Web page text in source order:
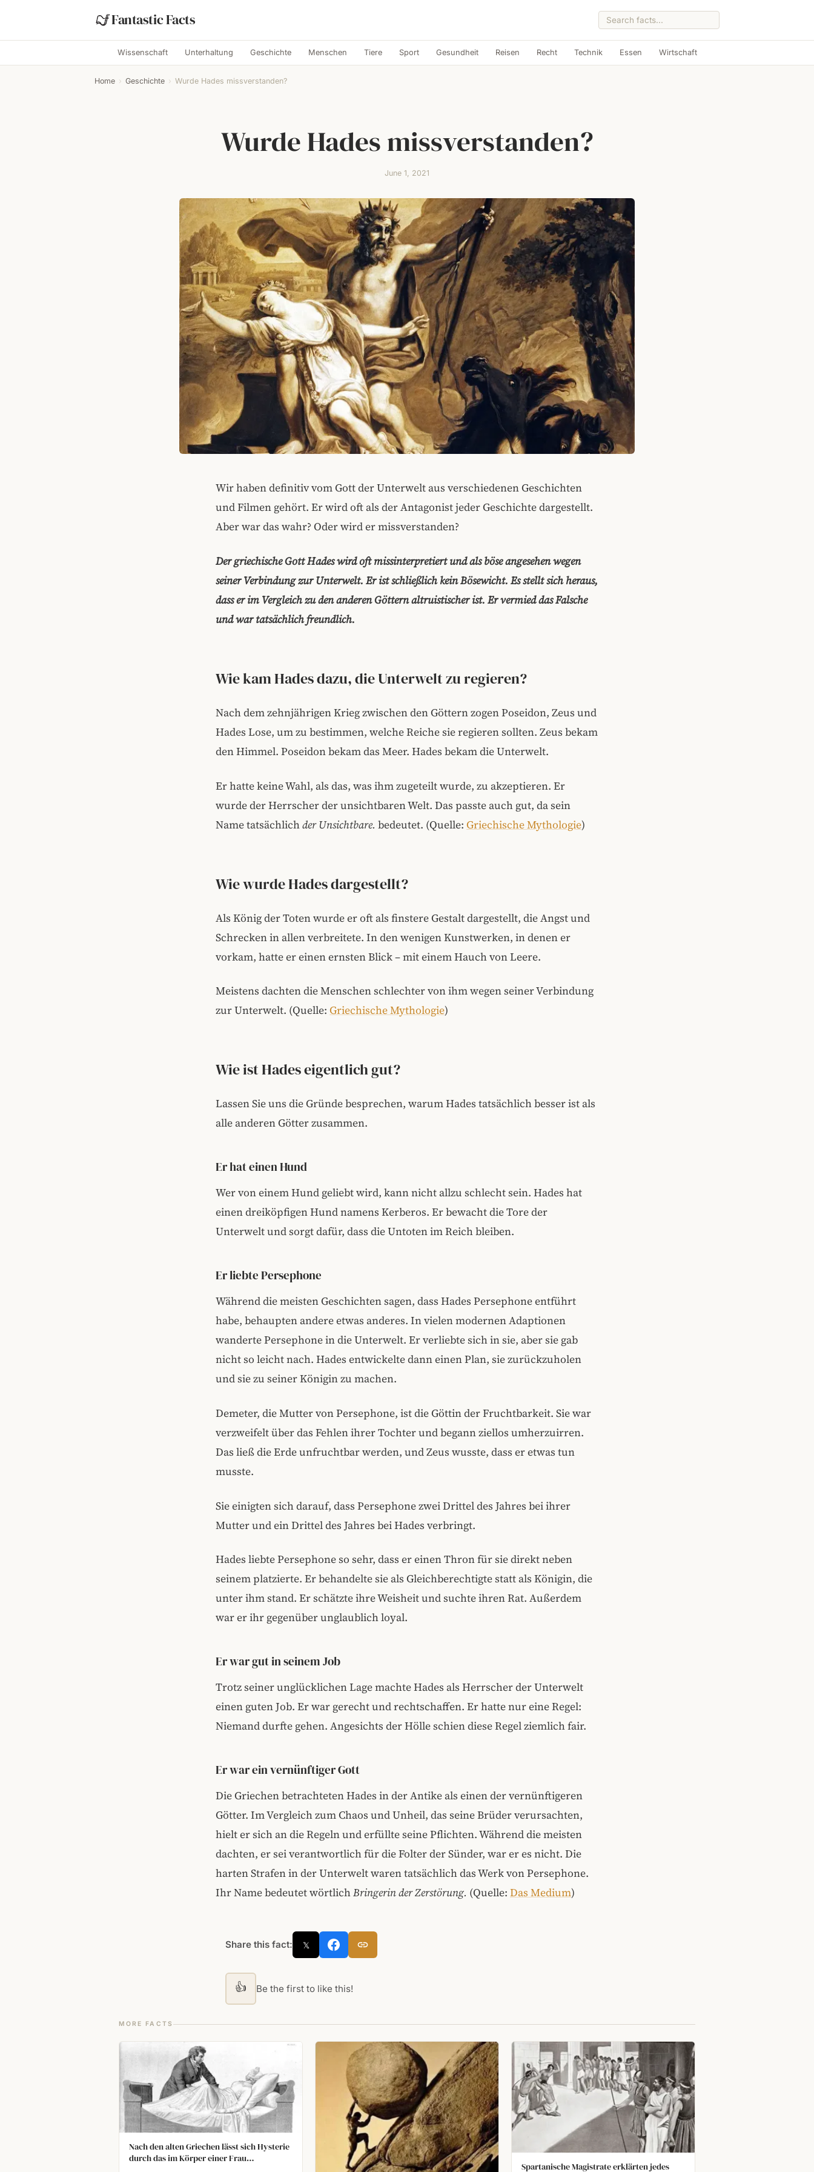
Fantastic Facts
Wissenschaft Unterhaltung Geschichte Menschen Tiere Sport Gesundheit Reisen Recht Technik Essen Wirtschaft
Home › Geschichte › Wurde Hades missverstanden?
Wurde Hades missverstanden?
June 1, 2021
Wir haben definitiv vom Gott der Unterwelt aus verschiedenen Geschichten
und Filmen gehört. Er wird oft als der Antagonist jeder Geschichte dargestellt.
Aber war das wahr? Oder wird er missverstanden?
Der griechische Gott Hades wird oft missinterpretiert und als böse angesehen wegen
seiner Verbindung zur Unterwelt. Er ist schließlich kein Bösewicht. Es stellt sich heraus,
dass er im Vergleich zu den anderen Göttern altruistischer ist. Er vermied das Falsche
und war tatsächlich freundlich.
Wie kam Hades dazu, die Unterwelt zu regieren?
Nach dem zehnjährigen Krieg zwischen den Göttern zogen Poseidon, Zeus und
Hades Lose, um zu bestimmen, welche Reiche sie regieren sollten. Zeus bekam
den Himmel. Poseidon bekam das Meer. Hades bekam die Unterwelt.
Er hatte keine Wahl, als das, was ihm zugeteilt wurde, zu akzeptieren. Er
wurde der Herrscher der unsichtbaren Welt. Das passte auch gut, da sein
Name tatsächlichder Unsichtbare. bedeutet. (Quelle: Griechische Mythologie)
Wie wurde Hades dargestellt?
Als König der Toten wurde er oft als finstere Gestalt dargestellt, die Angst und
Schrecken in allen verbreitete. In den wenigen Kunstwerken, in denen er
vorkam, hatte er einen ernsten Blick – mit einem Hauch von Leere.
Meistens dachten die Menschen schlechter von ihm wegen seiner Verbindung
zur Unterwelt. (Quelle: Griechische Mythologie)
Wie ist Hades eigentlich gut?
Lassen Sie uns die Gründe besprechen, warum Hades tatsächlich besser ist als
alle anderen Götter zusammen.
Er hat einen Hund
Wer von einem Hund geliebt wird, kann nicht allzu schlecht sein. Hades hat
einen dreiköpfigen Hund namens Kerberos. Er bewacht die Tore der
Unterwelt und sorgt dafür, dass die Untoten im Reich bleiben.
Er liebte Persephone
Während die meisten Geschichten sagen, dass Hades Persephone entführt
habe, behaupten andere etwas anderes. In vielen modernen Adaptionen
wanderte Persephone in die Unterwelt. Er verliebte sich in sie, aber sie gab
nicht so leicht nach. Hades entwickelte dann einen Plan, sie zurückzuholen
und sie zu seiner Königin zu machen.
Demeter, die Mutter von Persephone, ist die Göttin der Fruchtbarkeit. Sie war
verzweifelt über das Fehlen ihrer Tochter und begann ziellos umherzuirren.
Das ließ die Erde unfruchtbar werden, und Zeus wusste, dass er etwas tun
musste.
Sie einigten sich darauf, dass Persephone zwei Drittel des Jahres bei ihrer
Mutter und ein Drittel des Jahres bei Hades verbringt.
Hades liebte Persephone so sehr, dass er einen Thron für sie direkt neben
seinem platzierte. Er behandelte sie als Gleichberechtigte statt als Königin, die
unter ihm stand. Er schätzte ihre Weisheit und suchte ihren Rat. Außerdem
war er ihr gegenüber unglaublich loyal.
Er war gut in seinem Job
Trotz seiner unglücklichen Lage machte Hades als Herrscher der Unterwelt
einen guten Job. Er war gerecht und rechtschaffen. Er hatte nur eine Regel:
Niemand durfte gehen. Angesichts der Hölle schien diese Regel ziemlich fair.
Er war ein vernünftiger Gott
Die Griechen betrachteten Hades in der Antike als einen der vernünftigeren
Götter. Im Vergleich zum Chaos und Unheil, das seine Brüder verursachten,
hielt er sich an die Regeln und erfüllte seine Pflichten. Während die meisten
dachten, er sei verantwortlich für die Folter der Sünder, war er es nicht. Die
harten Strafen in der Unterwelt waren tatsächlich das Werk von Persephone.
Ihr Name bedeutet wörtlichBringerin der Zerstörung. (Quelle: Das Medium)
Share this fact: 𝕏
👍 Be the first to like this!
MORE FACTS
Nach den alten Griechen lässt sich Hysterie
durch das im Körper einer Frau
Spartanische Magistrate erklärten jedes